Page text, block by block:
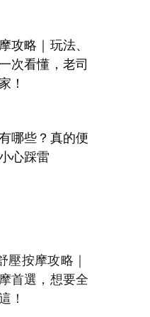
攻略｜玩法、
次看懂，老司
！
哪些？真的便
心踩雷
壓按摩攻略｜
首選，想要全
！